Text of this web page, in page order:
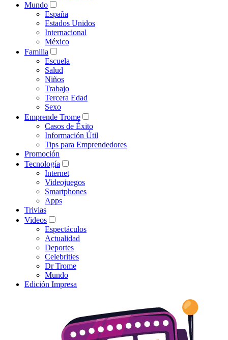
Mundo
España
Estados Unidos
Internacional
México
Familia
Escuela
Salud
Niños
Trabajo
Tercera Edad
Sexo
Emprende Trome
Casos de Éxito
Información Útil
Tips para Emprendedores
Promoción
Tecnología
Internet
Videojuegos
Smartphones
Apps
Trivias
Videos
Espectáculos
Actualidad
Deportes
Celebrities
Dr Trome
Mundo
Edición Impresa